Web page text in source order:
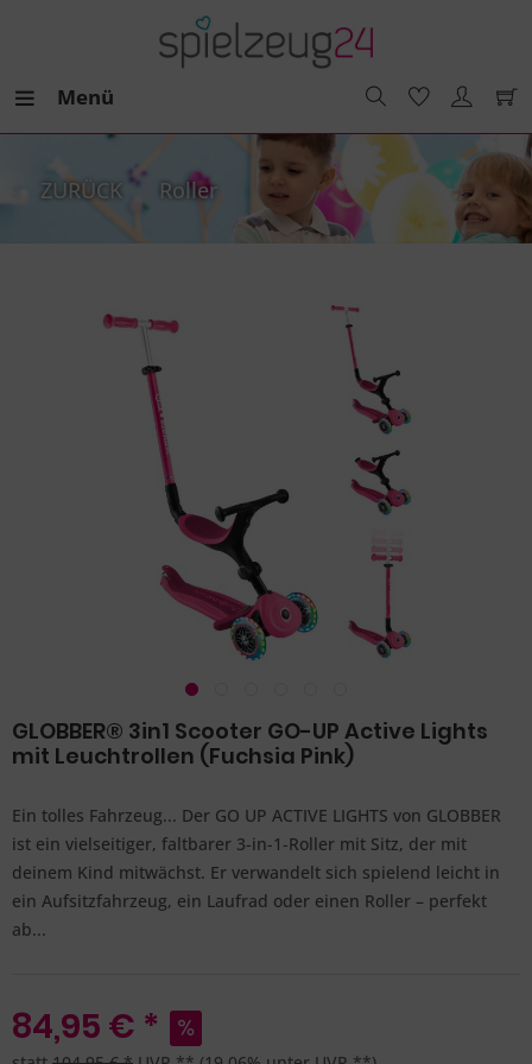
Menü
ZURÜCK Roller
GLOBBER® 3in1 Scooter GO-UP Active Lights
mit Leuchtrollen (Fuchsia Pink)
Ein tolles Fahrzeug... Der GO UP ACTIVE LIGHTS von GLOBBER
ist ein vielseitiger, faltbarer 3-in-1-Roller mit Sitz, der mit
deinem Kind mitwächst. Er verwandelt sich spielend leicht in
ein Aufsitzfahrzeug, ein Laufrad oder einen Roller – perfekt
ab...
84,95 € *